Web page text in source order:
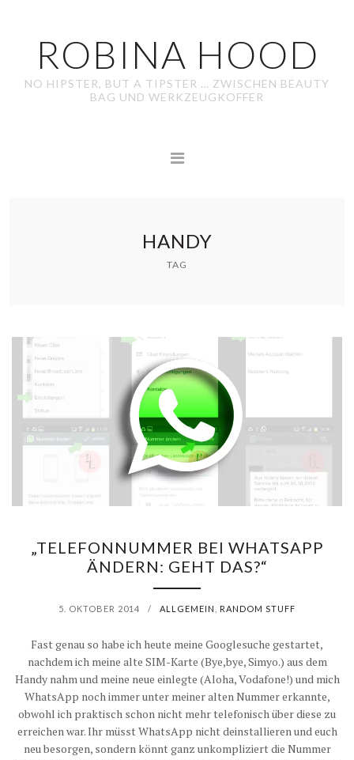
ROBINA HOOD
NO HIPSTER, BUT A TIPSTER … ZWISCHEN BEAUTY
BAG UND WERKZEUGKOFFER
HANDY
TAG
„TELEFONNUMMER BEI WHATSAPP
ÄNDERN: GEHT DAS?“
5. OKTOBER 2014 / ALLGEMEIN RANDOM STUFF
Fast genau so habe ich heute meine Googlesuche gestartet,
nachdem ich meine alte SIM-Karte (Bye,bye, Simyo.) aus dem
Handy nahm und meine neue einlegte (Aloha, Vodafone!) und mich
WhatsApp noch immer unter meiner alten Nummer erkannte,
obwohl ich praktisch schon nicht mehr telefonisch über diese zu
erreichen war. Ihr müsst WhatsApp nicht deinstallieren und euch
neu besorgen, sondern könnt ganz unkompliziert die Nummer